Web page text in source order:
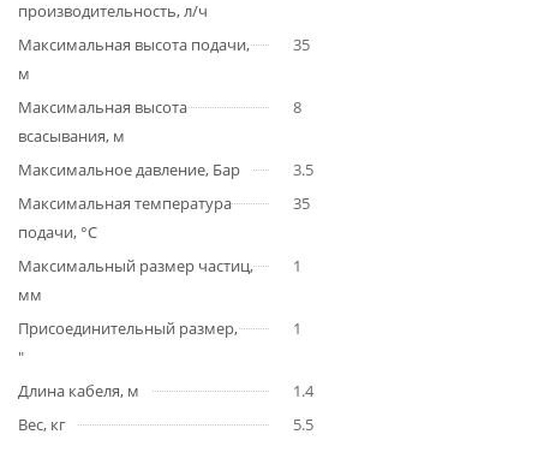
производительность, л/ч
Максимальная высота подачи,
м
35
Максимальная высота
всасывания, м
8
Максимальное давление, Бар
3.5
Максимальная температура
подачи, °С
35
Максимальный размер частиц,
мм
1
Присоединительный размер,
"
1
Длина кабеля, м
1.4
Вес, кг
5.5